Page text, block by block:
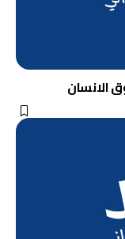
الانسان